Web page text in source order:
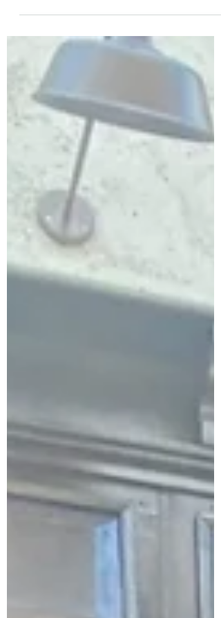
para a Ásia. Os...